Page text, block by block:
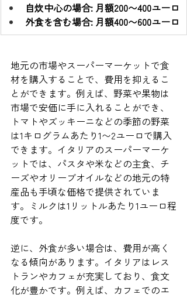
自炊中心の場合: 月額200〜400ユーロ
外食を含む場合: 月額400〜600ユーロ
地元の市場やスーパーマーケットで食
材を購入することで、費用を抑えるこ
とができます。例えば、野菜や果物は
市場で安価に手に入れることができ、
トマトやズッキーニなどの季節の野菜
は1キログラムあたり1〜2ユーロで購入
できます。イタリアのスーパーマーケ
ットでは、パスタや米などの主食、チ
ーズやオリーブオイルなどの地元の特
産品も手頃な価格で提供されていま
す。ミルクは1リットルあたり1ユーロ程
度です。
逆に、外食が多い場合は、費用が高く
なる傾向があります。イタリアはレス
トランやカフェが充実しており、食文
化が豊かです。例えば、カフェでのエ